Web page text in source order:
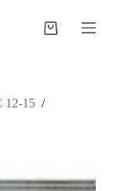
12-15 /